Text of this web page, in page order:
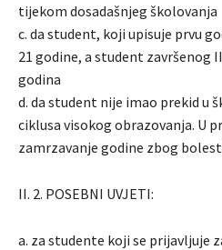
tijekom dosadašnjeg školovanja
c. da student, koji upisuje prvu
21 godine, a student završenog
godina
d. da student nije imao prekid u
ciklusa visokog obrazovanja. U
zamrzavanje godine zbog
II. 2. POSEBNI UVJETI:
a. za studente koji se prijavljuje